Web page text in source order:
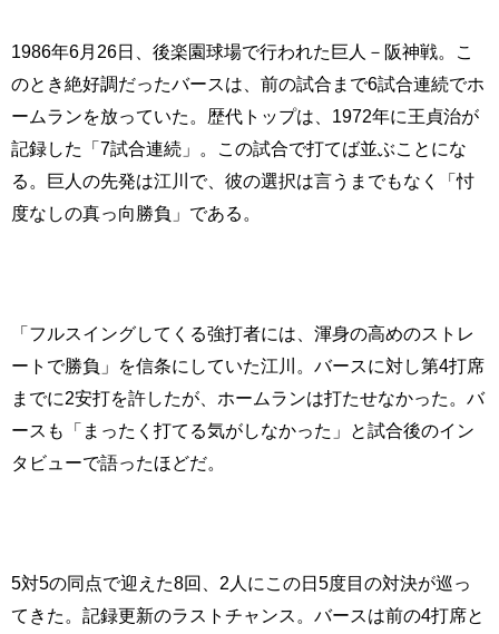
1986年6月26日、後楽園球場で行われた巨人－阪神戦。こ
のとき絶好調だったバースは、前の試合まで6試合連続でホ
ームランを放っていた。歴代トップは、1972年に王貞治が
記録した「7試合連続」。この試合で打てば並ぶことにな
る。巨人の先発は江川で、彼の選択は言うまでもなく「忖
度なしの真っ向勝負」である。
「フルスイングしてくる強打者には、渾身の高めのストレ
ートで勝負」を信条にしていた江川。バースに対し第4打席
までに2安打を許したが、ホームランは打たせなかった。バ
ースも「まったく打てる気がしなかった」と試合後のイン
タビューで語ったほどだ。
5対5の同点で迎えた8回、2人にこの日5度目の対決が巡っ
てきた。記録更新のラストチャンス。バースは前の4打席と